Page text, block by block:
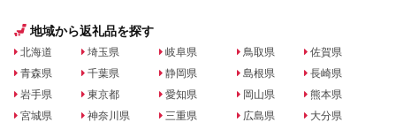
地域から返礼品を探す
北海道
青森県
岩手県
宮城県
埼玉県
千葉県
東京都
神奈川県
岐阜県
静岡県
愛知県
三重県
鳥取県
島根県
岡山県
広島県
佐賀県
長崎県
熊本県
大分県